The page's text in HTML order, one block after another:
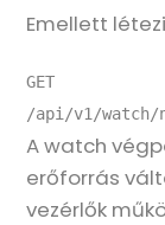
Emellett
GET
/api/v1/watch/
A watch
erőforrás
vezérlők